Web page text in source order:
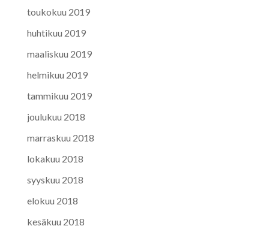
toukokuu 2019
huhtikuu 2019
maaliskuu 2019
helmikuu 2019
tammikuu 2019
joulukuu 2018
marraskuu 2018
lokakuu 2018
syyskuu 2018
elokuu 2018
kesäkuu 2018